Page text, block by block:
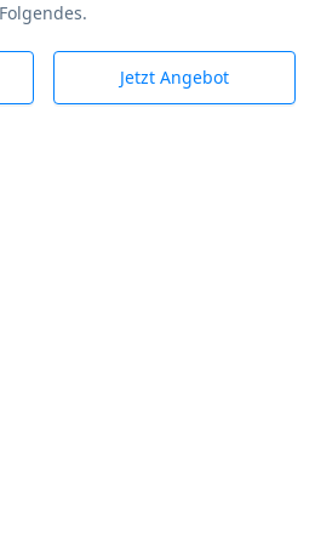
Folgendes.
Jetzt Angebot